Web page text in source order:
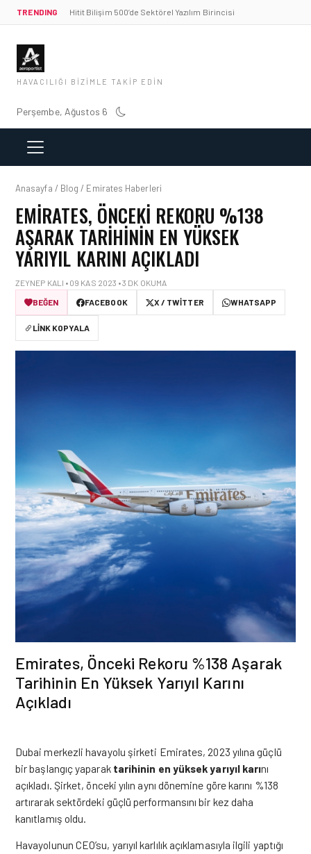
TRENDING Hitit Bilişim 500’de Sektörel Yazılım Birincisi
HAVACILIĞI BIZIMLE TAKIP EDIN
Perşembe, Ağustos 6
Anasayfa / Blog / Emirates Haberleri
EMIRATES, ÖNCEKI REKORU %138
AŞARAK TARIHININ EN YÜKSEK
YARIYIL KARINI AÇIKLADI
ZEYNEP KALI • 09 KAS 2023 • 3 DK OKUMA
BEĞEN
FACEBOOK X / TWITTER WHATSAPP
LINK KOPYALA
Emirates, Önceki Rekoru %138 Aşarak
Tarihinin En Yüksek Yarıyıl Karını
Açıkladı
Dubai merkezli havayolu şirketi Emirates, 2023 yılına güçlü
bir başlangıç yaparak tarihinin en yüksek yarıyıl karını
açıkladı. Şirket, önceki yılın aynı dönemine göre karını %138
artırarak sektördeki güçlü performansını bir kez daha
kanıtlamış oldu.
Havayolunun CEO’su, yarıyıl karlılık açıklamasıyla ilgili yaptığı